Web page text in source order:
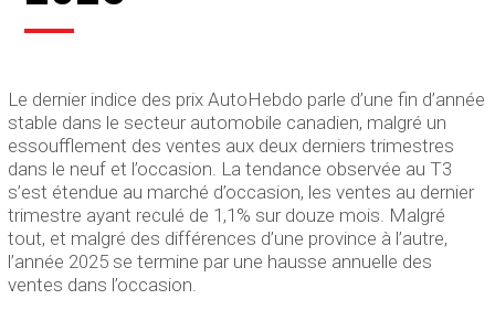
Le dernier indice des prix AutoHebdo parle d’une fin d’année
stable dans le secteur automobile canadien, malgré un
essoufflement des ventes aux deux derniers trimestres
dans le neuf et l’occasion. La tendance observée au T3
s’est étendue au marché d’occasion, les ventes au dernier
trimestre ayant reculé de 1,1% sur douze mois. Malgré
tout, et malgré des différences d’une province à l’autre,
l’année 2025 se termine par une hausse annuelle des
ventes dans l’occasion.